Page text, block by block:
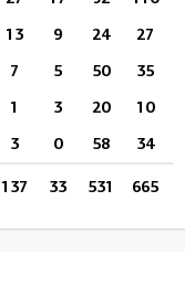
13 9 24 27
7 5 50 35
1 3 20 10
3 0 58 34
137 33 531 665